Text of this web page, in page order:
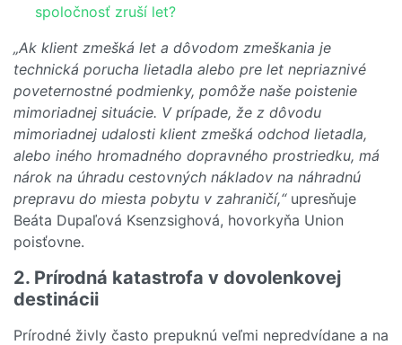
spoločnosť zruší let?
„Ak klient zmešká let a dôvodom zmeškania je
technická porucha lietadla alebo pre let nepriaznivé
poveternostné podmienky, pomôže naše poistenie
mimoriadnej situácie. V prípade, že z dôvodu
mimoriadnej udalosti klient zmešká odchod lietadla,
alebo iného hromadného dopravného prostriedku, má
nárok na úhradu cestovných nákladov na náhradnú
prepravu do miesta pobytu v zahraničí,“upresňuje
Beáta Dupaľová Ksenzsighová, hovorkyňa Union
poisťovne.
2. Prírodná katastrofa v dovolenkovej
destinácii
Prírodné živly často prepuknú veľmi nepredvídane a na